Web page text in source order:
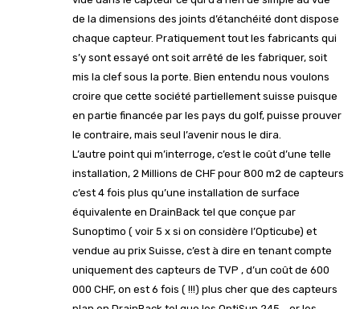
de la dimensions des joints d’étanchéité dont dispose
chaque capteur. Pratiquement tout les fabricants qui
s’y sont essayé ont soit arrêté de les fabriquer, soit
mis la clef sous la porte. Bien entendu nous voulons
croire que cette société partiellement suisse puisque
en partie financée par les pays du golf, puisse prouver
le contraire, mais seul l’avenir nous le dira.
L’autre point qui m’interroge, c’est le coût d’une telle
installation, 2 Millions de CHF pour 800 m2 de capteurs
c’est 4 fois plus qu’une installation de surface
équivalente en DrainBack tel que conçue par
Sunoptimo ( voir 5 x si on considère l’Opticube) et
vendue au prix Suisse, c’est à dire en tenant compte
uniquement des capteurs de TVP , d’un coût de 600
000 CHF, on est 6 fois ( !!!) plus cher que des capteurs